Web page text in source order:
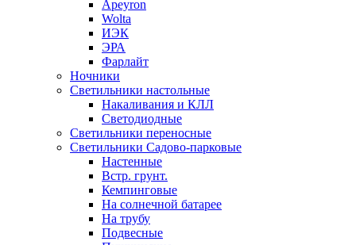
Apeyron
Wolta
ИЭК
ЭРА
Фарлайт
Ночники
Светильники настольные
Накаливания и КЛЛ
Светодиодные
Светильники переносные
Светильники Садово-парковые
Настенные
Встр. грунт.
Кемпинговые
На солнечной батарее
На трубу
Подвесные